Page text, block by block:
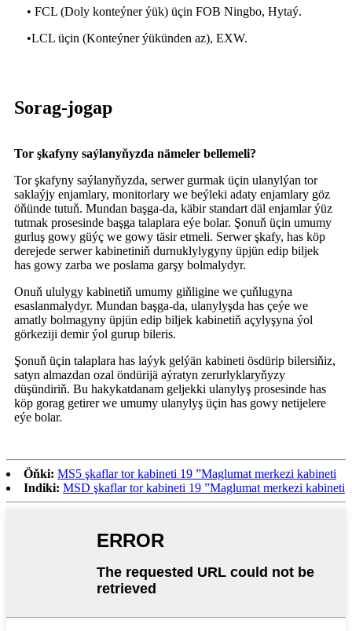
• FCL (Doly konteýner ýük) üçin FOB Ningbo, Hytaý.
•LCL üçin (Konteýner ýükünden az), EXW.
Sorag-jogap
Tor şkafyny saýlanyňyzda nämeler bellemeli?
Tor şkafyny saýlanyňyzda, serwer gurmak üçin ulanylýan tor
saklaýjy enjamlary, monitorlary we beýleki adaty enjamlary göz
öňünde tutuň. Mundan başga-da, käbir standart däl enjamlar ýüz
tutmak prosesinde başga talaplara eýe bolar. Şonuň üçin umumy
gurluş gowy güýç we gowy täsir etmeli. Serwer şkafy, has köp
derejede serwer kabinetiniň durnuklylygyny üpjün edip biljek
has gowy zarba we poslama garşy bolmalydyr.
Onuň ululygy kabinetiň umumy giňligine we çuňlugyna
esaslanmalydyr. Mundan başga-da, ulanylyşda has çeýe we
amatly bolmagyny üpjün edip biljek kabinetiň açylyşyna ýol
görkeziji demir ýol gurup bileris.
Şonuň üçin talaplara has laýyk gelýän kabineti ösdürip bilersiňiz,
satyn almazdan ozal öndürijä aýratyn zerurlyklaryňyzy
düşündiriň. Bu hakykatdanam geljekki ulanylyş prosesinde has
köp gorag getirer we umumy ulanylyş üçin has gowy netijelere
eýe bolar.
Öňki: MS5 şkaflar tor kabineti 19 ”Maglumat merkezi kabineti
Indiki: MSD şkaflar tor kabineti 19 ”Maglumat merkezi kabineti